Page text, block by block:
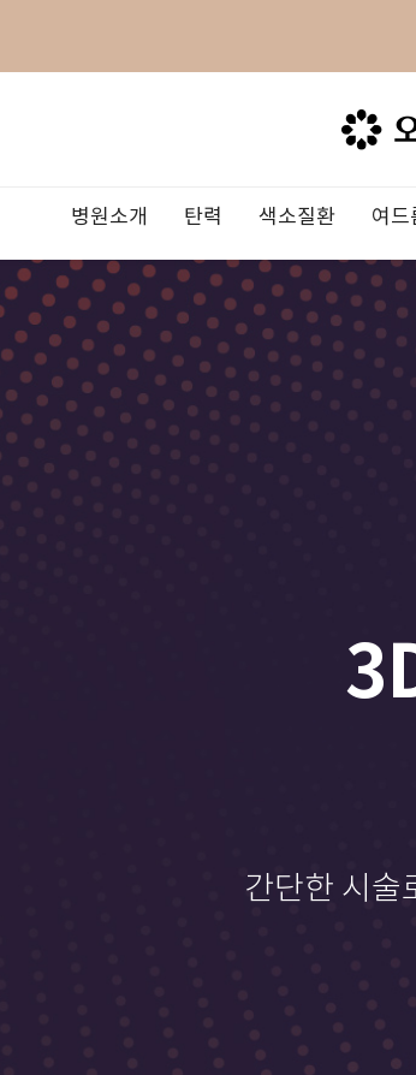
병원소개
FIT 이란? 의료
OZHEAN TV
탄력
울쎄라 인모
스킨아우라
색소질환
기미/잡티/주근깨 검버섯
여
여드름치료 여드
홍조치료/주사 하이
보톡스&더모톡신 물광
사마귀/티눈 습진/
Skincare Program LDM
공지사항
간단한 시술